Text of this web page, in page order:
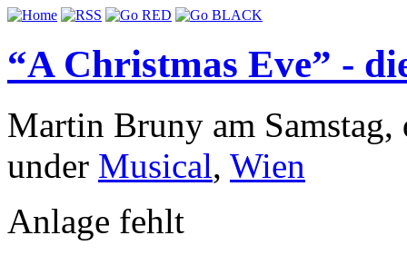
“A Christmas Eve” -
Martin Bruny am Samstag,
under Musical, Wien
Anlage fehlt